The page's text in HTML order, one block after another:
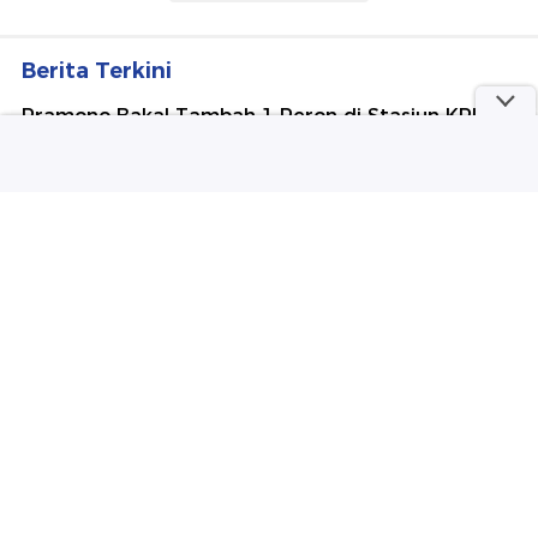
Berita Terkini
Pramono Bakal Tambah 1 Peron di Stasiun KRL JIS